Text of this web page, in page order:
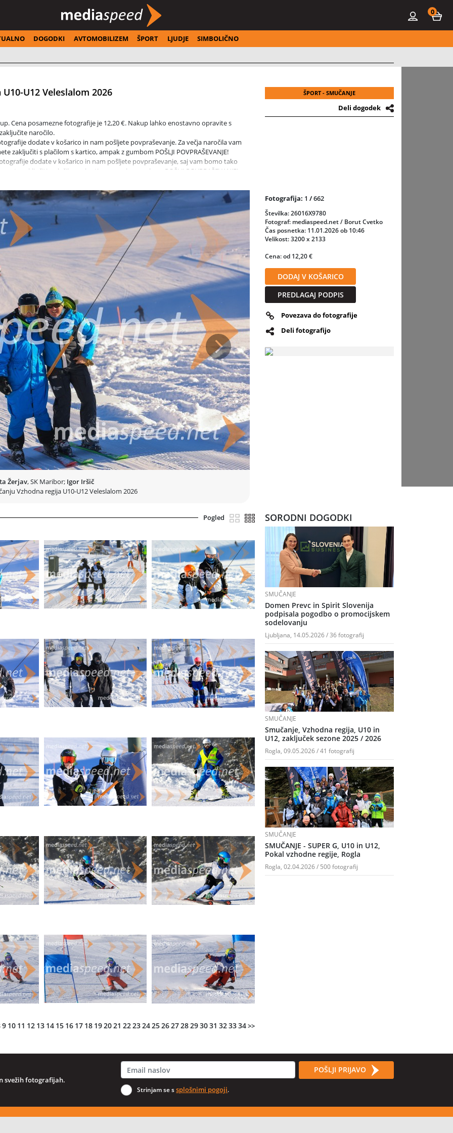
0
DOGODKI AVTOMOBILIZEM ŠPORT LJUDJE SIMBOLIČNO
U12 Veleslalom 2026
Cena posamezne fotografije je 12,20 €. Nakup lahko enostavno opravite s
naročilo.
dodate v košarico in nam pošljete povpraševanje. Za večja naročila vam
zaključiti s plačilom s kartico, ampak z gumbom POŠLJI POVPRAŠEVANJE!
dodate v košarico in nam pošljete povpraševanje, saj vam bomo tako
zaključiti s plačilom s kartico, ampak z gumbom POŠLJI POVPRAŠEVANJE!
prva tekma Pokala Vzhodne regije v alpskem smučanju, ki poteka pod okriljem
se pomerili najmlajši tekmovalci kategorij U10 in U12.
SK Pohorje, SK Celje, SK Črna in Fužinar Ravne so pokazali veliko znanja, poguma
tekmovalno sezono. Tekma je potekala v dobrih razmerah in športnem
ŠPORT - SMUČANJE
Deli dogodek
Žerjav, SK Maribor; Igor Iršič
Vzhodna regija U10-U12 Veleslalom 2026
Naslednja
Fotografija: 1 /662
Številka: 26016X9780
Fotograf: mediaspeed.net / Borut Cvetko
Čas posnetka: 11.01.2026 ob 10:46
Velikost: 3200 x 2133
Cena: od 12,20 €
DODAJ V KOŠARICO
PREDLAGAJ PODPIS
Povezava do fotografije
Deli fotografijo
Pogled
9 10 11 12 13 14 15 16 17 18 192021 22232425262728293031 323334>>
SORODNI DOGODKI
SMUČANJE
Domen Prevc in Spirit Slovenija
podpisala pogodbo o promocijskem
sodelovanju
Ljubljana, 14.05.2026 / 36 fotografij
SMUČANJE
Smučanje, Vzhodna regija, U10 in
U12, zaključek sezone 2025 / 2026
Rogla, 09.05.2026 / 41 fotografij
SMUČANJE
SMUČANJE - SUPER G, U10 in U12,
Pokal vzhodne regije, Rogla
Rogla, 02.04.2026 / 500 fotografij
svežih fotografijah.
POŠLJI PRIJAVO
Strinjam se ssplošnimi pogoji.